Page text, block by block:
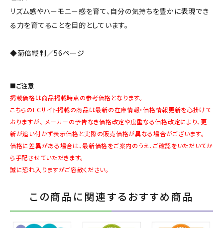
リズム感やハーモニー感を育て、自分の気持ちを豊かに表現でき
る力を育てることを目的としています。
◆菊倍縦判／56ページ
■ご注意
掲載価格は商品掲載時点の参考価格となります。
こちらのECサイト掲載の商品は最新の在庫情報・価格情報更新を心掛けて
おりますが、 メーカーの予告なき価格改定や度重なる価格改定により、更
新が追い付かず表示価格と実際の販売価格が異なる場合がございます。
価格に差異がある場合は、最新価格をご案内のうえ、ご確認をいただいてか
ら手配させていただきます。
誠に恐れ入りますがご容赦ください。
この商品に関連するおすすめ商品